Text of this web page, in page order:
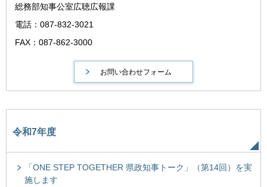
総務部知事公室広聴広報課
電話：087-832-3021
FAX：087-862-3000
令和7年度
「ONE STEP TOGETHER 県政知事トーク」（第14回）を実
施します